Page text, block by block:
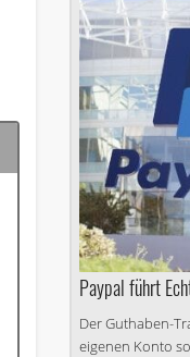
Paypal führt
Der Guthaben-
eigenen Konto